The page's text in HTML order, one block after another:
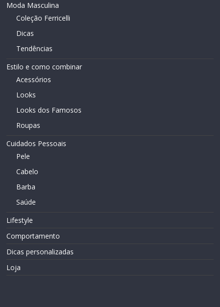
Moda Masculina
Coleção Ferricelli
Dicas
Tendências
Estilo e como combinar
Acessórios
Looks
Looks dos Famosos
Roupas
Cuidados Pessoais
Pele
Cabelo
Barba
Saúde
Lifestyle
Comportamento
Dicas personalizadas
Loja